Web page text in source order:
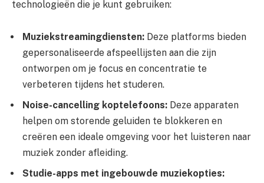
technologieën die je kunt gebruiken:
Muziekstreamingdiensten: Deze platforms bieden
gepersonaliseerde afspeellijsten aan die zijn
ontworpen om je focus en concentratie te
verbeteren tijdens het studeren.
Noise-cancelling koptelefoons: Deze apparaten
helpen om storende geluiden te blokkeren en
creëren een ideale omgeving voor het luisteren naar
muziek zonder afleiding.
Studie-apps met ingebouwde muziekopties: